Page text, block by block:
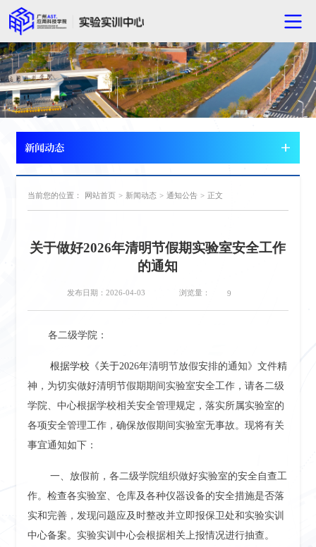
新闻动态
当前您的位置： 网站首页 > 新闻动态 > 通知公告 > 正文
关于做好2026年清明节假期实验室安全工作
的通知
发布日期：2026-04-03 浏览量： 9
各二级学院：
根据学校《关于2026年清明节放假安排的通知》文件精
神，为切实做好清明节假期期间实验室安全工作，请各二级
学院、中心根据学校相关安全管理规定，落实所属实验室的
各项安全管理工作，确保放假期间实验室无事故。现将有关
事宜通知如下：
一、放假前，各二级学院组织做好实验室的安全自查工
作。检查各实验室、仓库及各种仪器设备的安全措施是否落
实和完善，发现问题应及时整改并立即报保卫处和实验实训
中心备案。实验实训中心会根据相关上报情况进行抽查。